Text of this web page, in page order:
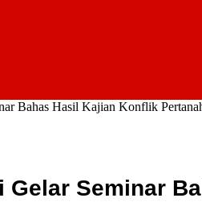
Bahas Hasil Kajian Konflik
Seminar